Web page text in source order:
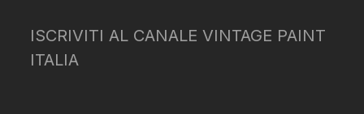
ISCRIVITI AL CANALE VINTAGE PAINT
ITALIA